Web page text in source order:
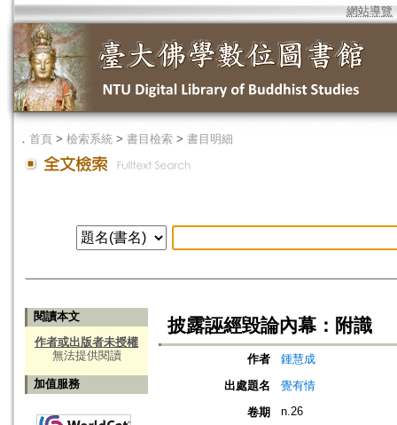
網站導覽
． 首頁 > 檢索系統 > 書目檢索 > 書目明細
閱讀本文
作者或出版者未授權
無法提供閱讀
加值服務
披露誣經毀論內幕：附識
作者
鍾慧成
出處題名
覺有情
卷期
n.26